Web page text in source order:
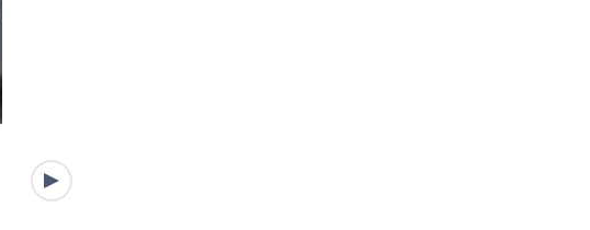
上田市＊＊＊＊
****